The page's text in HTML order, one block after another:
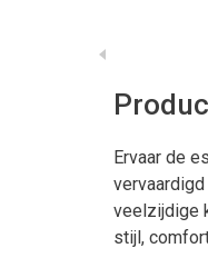
Ervaar de
veelzijdige
stijl,